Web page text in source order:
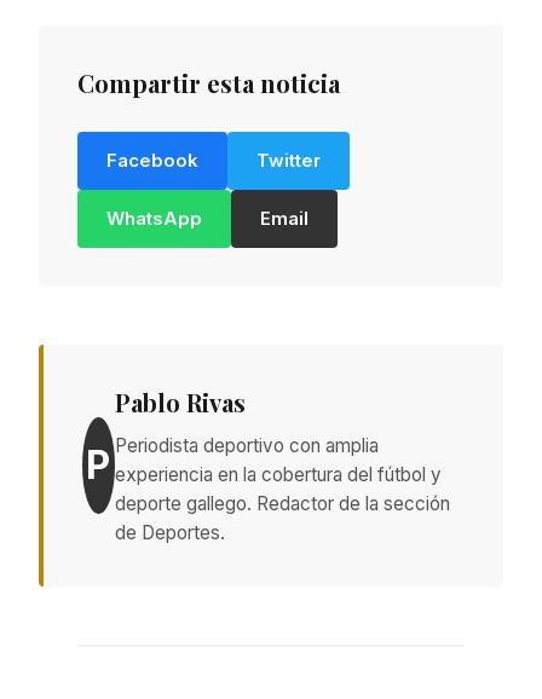
Compartir esta noticia
Facebook Twitter
WhatsApp Email
P
Pablo Rivas
Periodista deportivo con amplia
experiencia en la cobertura del fútbol y
deporte gallego. Redactor de la sección
de Deportes.